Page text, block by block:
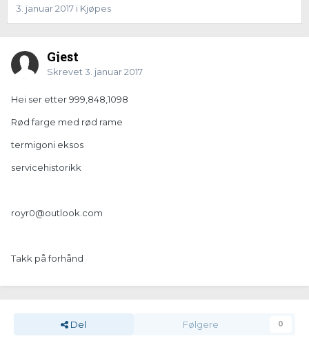
3. januar 2017 i Kjøpes
Gjest
Skrevet3. januar 2017
Hei ser etter 999,848,1098
Rød farge med rød rame
termigoni eksos
servicehistorikk
royr0@outlook.com
Takk på forhånd
Del Følgere 0